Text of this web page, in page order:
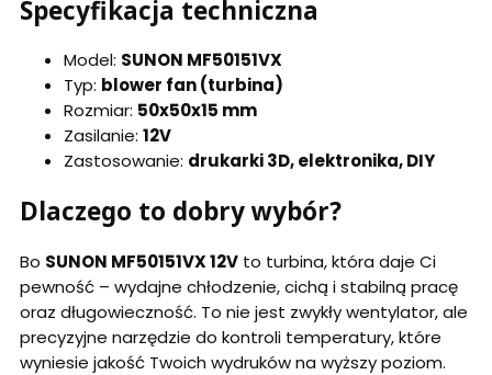
Specyfikacja techniczna
Model: SUNON MF50151VX
Typ: blower fan (turbina)
Rozmiar: 50x50x15 mm
Zasilanie: 12V
Zastosowanie: drukarki 3D, elektronika, DIY
Dlaczego to dobry wybór?
Bo SUNON MF50151VX 12V to turbina, która daje Ci
pewność – wydajne chłodzenie, cichą i stabilną pracę
oraz długowieczność. To nie jest zwykły wentylator, ale
precyzyjne narzędzie do kontroli temperatury, które
wyniesie jakość Twoich wydruków na wyższy poziom.